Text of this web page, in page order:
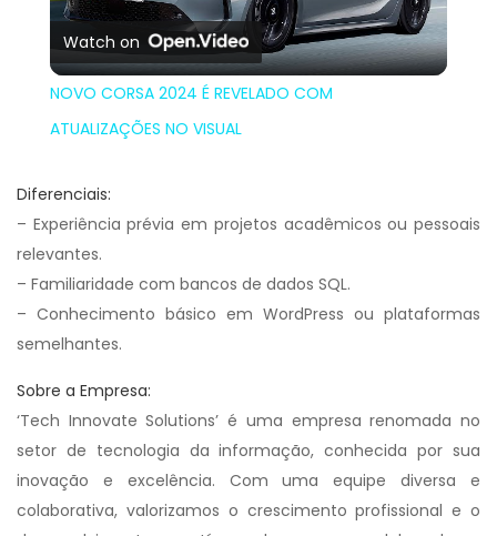
Video
Watch on
NOVO CORSA 2024 É REVELADO COM
ATUALIZAÇÕES NO VISUAL
Diferenciais:
– Experiência prévia em projetos acadêmicos ou pessoais
relevantes.
– Familiaridade com bancos de dados SQL.
– Conhecimento básico em WordPress ou plataformas
semelhantes.
Sobre a Empresa:
‘Tech Innovate Solutions’ é uma empresa renomada no
setor de tecnologia da informação, conhecida por sua
inovação e excelência. Com uma equipe diversa e
colaborativa, valorizamos o crescimento profissional e o